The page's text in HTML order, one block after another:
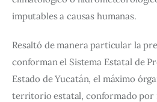
imputables a causas humanas.
Resaltó de manera particular la
conforman el Sistema Estatal de
Estado de Yucatán, el máximo
territorio estatal, conformado por